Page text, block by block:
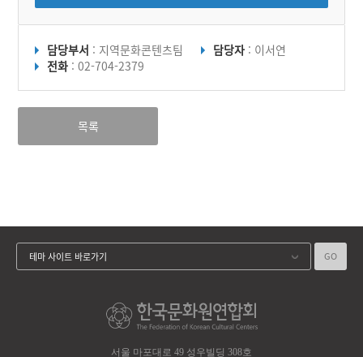
담당부서 : 지역문화콘텐츠팀 담당자 : 이서연
전화 : 02-704-2379
목록
서울 마포대로 49 성우빌딩 308호
테마 사이트 바로가기 GO